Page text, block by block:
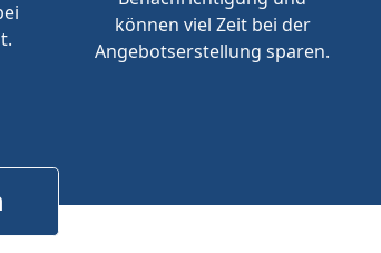
können viel Zeit bei der
Angebotserstellung sparen.